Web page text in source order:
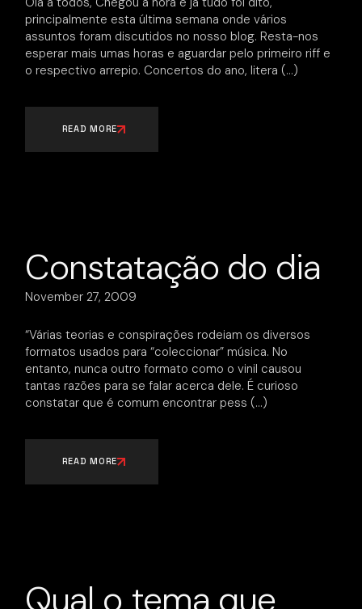
principalmente esta última semana onde vários
assuntos foram discutidos no nosso blog. Resta-nos
esperar mais umas horas e aguardar pelo primeiro riff e
o respectivo arrepio. Concertos do ano, litera
READ MORE
Constatação do dia
November 27, 2009
“Várias teorias e conspirações rodeiam os diversos
formatos usados para “coleccionar” música. No
entanto, nunca outro formato como o vinil causou
tantas razões para se falar acerca dele. É curioso
constatar que é comum encontrar pess
READ MORE
Qual o tema que